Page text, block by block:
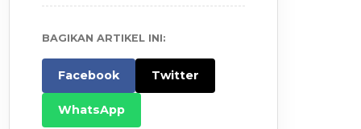
BAGIKAN ARTIKEL INI:
Facebook Twitter
WhatsApp